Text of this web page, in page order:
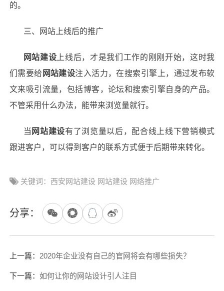
的。
三、网站上线后的推广
网站建设 上线后，才是我们工作的刚刚开始，这时我
们需要给 网站建设注入活力，在搜索引擎上，通过发布软
文来吸引流量，包括博客，论坛和搜索引擎自身的产品。
不管采用什么办法，能带来浏览量就行。
当 网站建设有了浏览量以后，配合线上线下营销模式
跟进客户，可以得到客户的联系方式便于后期带来转化。
关键词：西安网站建设 网站建设 网络推广
分享：
上一篇： 2020年企业没有自己的官网将会有哪些损失？
下一篇： 如何让你的网站设计引人注目